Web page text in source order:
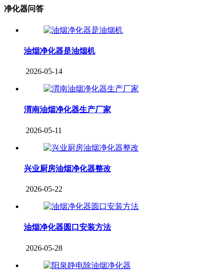
净化器问答
油烟净化器是油烟机
2026-05-14
渭南油烟净化器生产厂家
2026-05-11
兴业厨房油烟净化器整改
2026-05-22
油烟净化器圆口安装方法
2026-05-28